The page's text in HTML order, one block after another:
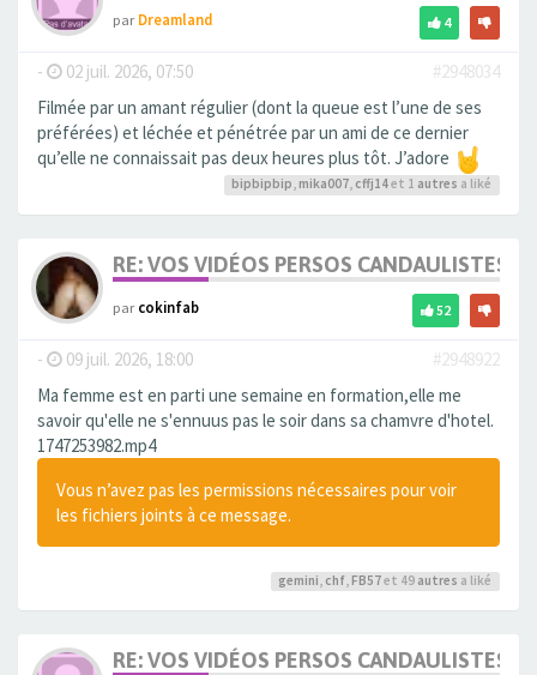
parDreamland 4
- 02 juil. 2026, 07:50
#2948034
Filmée par un amant régulier (dont la queue est l’une de ses
préférées) et léchée et pénétrée par un ami de ce dernier
qu’elle ne connaissait pas deux heures plus tôt. J’adore
bipbipbip, mika007, cffj14et 1 autres a liké
RE: VOS VIDÉOS PERSOS CANDAULISTES
parcokinfab 52
- 09 juil. 2026, 18:00
#2948922
Ma femme est en parti une semaine en formation,elle me
savoir qu'elle ne s'ennuus pas le soir dans sa chamvre d'hotel.
1747253982.mp4
Vous n’avez pas les permissions nécessaires pour voir
les fichiers joints à ce message.
gemini, chf, FB57et 49 autres a liké
RE: VOS VIDÉOS PERSOS CANDAULISTES